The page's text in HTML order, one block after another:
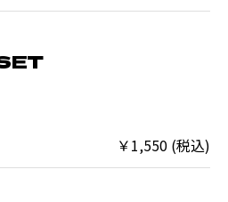
￥1,550 (税込)